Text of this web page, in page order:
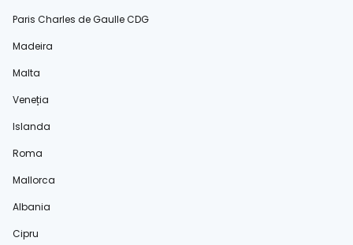
Paris Charles de Gaulle CDG
Madeira
Malta
Veneția
Islanda
Roma
Mallorca
Albania
Cipru